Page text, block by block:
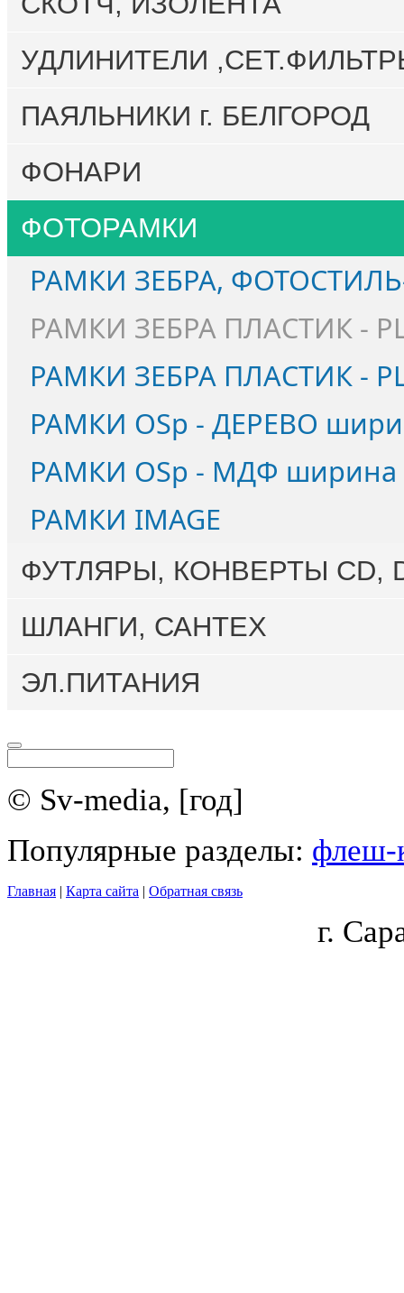
УДЛИНИТЕЛИ
ПАЯЛЬНИКИ г. БЕЛГОРОД
ФОНАРИ
ФОТОРАМКИ
РАМКИ ЗЕБРА,
РАМКИ ЗЕБРА ПЛАСТИК -
РАМКИ ЗЕБРА ПЛАСТИК -
РАМКИ OSp - ДЕРЕВО
РАМКИ OSp - МДФ
РАМКИ IMAGE
ФУТЛЯРЫ, КОНВЕРТЫ CD,
ШЛАНГИ, САНТЕХ
ЭЛ.ПИТАНИЯ
© Sv-media, [год]
Популярные разделы: флеш-
Главная | Карта сайта | Обратная связь
г.